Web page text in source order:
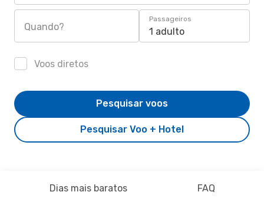
Quando?
Passageiros
1 adulto
Voos diretos
Pesquisar Voo + Hotel
Pesquisar voos
Dias mais baratos FAQ